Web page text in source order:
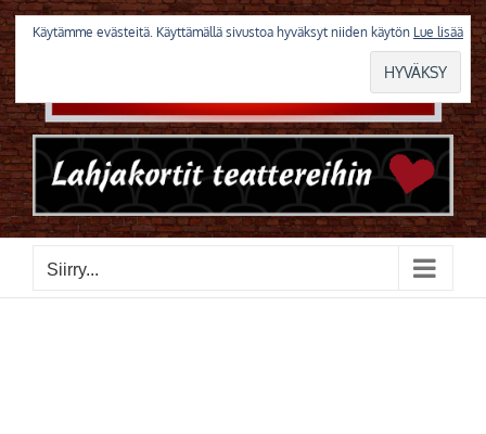
Skip
to
content
Siirry...
Käytämme evästeitä. Käyttämällä sivustoa hyväksyt niiden käytön Lue lisää